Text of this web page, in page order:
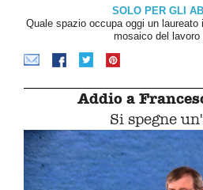
SOLO PER GLI
Quale spazio occupa oggi un
mosaico del lavoro
Addio a
Si spegne